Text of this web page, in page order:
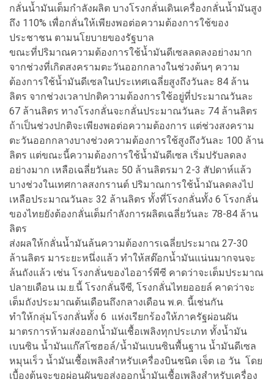
กลั่นน้ำมันเต็มกำลังผลิต บางโรงกลั่นเดินเครื่องกลั่นน้ำมันสูง
ถึง 110% เพื่อกลั่นให้เพียงพอต่อความต้องการใช้ของ
ประชาชน ตามนโยบายของรัฐบาล
ขณะที่ปริมาณความต้องการใช้น้ำมันดีเซลลดลงอย่างมาก
จากช่วงที่เกิดสงครามตะวันออกกลางในช่วงต้นๆ ความ
ต้องการใช้น้ำมันดีเซลในประเทศเฉลี่ยสูงถึงวันละ 84 ล้าน
ลิตร จากช่วงเวลาปกติความต้องการใช้อยู่ที่ประมาณวันละ
67 ล้านลิตร ทางโรงกลั่นจะกลั่นประมาณวันละ 74 ล้านลิตร
ถ้าเป็นช่วงปกติจะเพียงพอต่อความต้องการ แต่ช่วงสงคราม
ตะวันออกกลางบางช่วงความต้องการใช้สูงถึงวันละ 100 ล้าน
ลิตร แต่ขณะนี้ความต้องการใช้น้ำมันดีเซล เริ่มปรับลดลง
อย่างมาก เหลือเฉลี่ยวันละ 50 ล้านลิตรมา 2-3 สัปดาห์แล้ว
บางช่วงในเทศกาลสงกรานต์ ปริมาณการใช้น้ำมันลดลงไป
เหลือประมาณวันละ 32 ล้านลิตร ทั้งที่โรงกลั่นทั้ง 6 โรงกลั่น
ของไทยยังต้องกลั่นเต็มกำลังการผลิตเฉลี่ยวันละ 78-84 ล้าน
ลิตร
ส่งผลให้กลั่นน้ำมันล้นความต้องการเฉลี่ยประมาณ 27-30
ล้านลิตร มาระยะหนึ่งแล้ว ทำให้สต๊อกน้ำมันแน่นมากจนจะ
ล้นถังแล้ว เช่น โรงกลั่นของไออาร์พีซี คาดว่าจะเต็มประมาณ
ปลายเดือน เม.ย.นี้ โรงกลั่นจีซี, โรงกลั่นไทยออยล์ คาดว่าจะ
เต็มถังประมาณต้นเดือนถึงกลางเดือน พ.ค. นี้เช่นกัน
ทำให้กลุ่มโรงกลั่นทั้ง 6 แห่งเรียกร้องให้ภาครัฐผ่อนผัน
มาตรการห้ามส่งออกน้ำมันเชื้อเพลิงทุกประเภท ทั้งน้ำมัน
เบนซิน น้ำมันแก๊สโซฮอล์/น้ำมันเบนซินพื้นฐาน น้ำมันดีเซล
หมุนเร็ว น้ำมันเชื้อเพลิงสำหรับเครื่องบินชนิด เจ็ต เอ วัน โดย
เบื้องต้นจะขอผ่อนผันขอส่งออกน้ำมันเชื้อเพลิงสำหรับเครื่อง